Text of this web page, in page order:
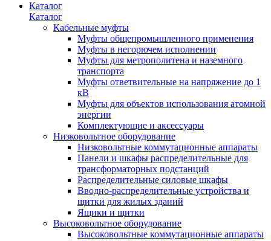
Каталог
Каталог
Кабельные муфты
Муфты общепромышленного применения
Муфты в негорючем исполнении
Муфты для метрополитена и наземного
транспорта
Муфты ответвительные на напряжение до 1
кВ
Муфты для объектов использования атомной
энергии
Комплектующие и аксессуары
Низковольтное оборудование
Низковольтные коммутационные аппараты
Панели и шкафы распределительные для
трансформаторных подстанций
Распределительные силовые шкафы
Вводно-распределительные устройства и
щитки для жилых зданий
Ящики и щитки
Высоковольтное оборудование
Высоковольтные коммутационные аппараты